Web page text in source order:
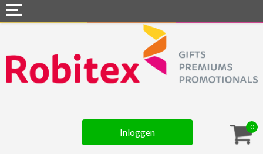
0
Inloggen
Webshops
Snel naar »